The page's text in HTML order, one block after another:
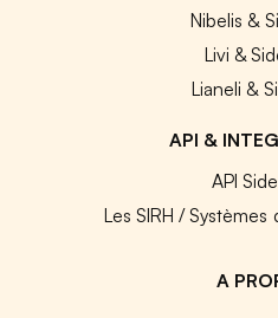
Nibelis &
Livi &
Lianeli &
API &
API
Les SIRH /
A